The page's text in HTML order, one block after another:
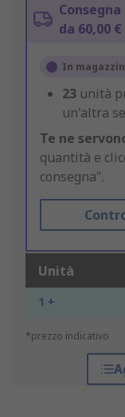
da 60,00 €
In
23 unità
un'altra
Te ne
quantità e
consegna".
Unità
1 +
*prezzo indicativo